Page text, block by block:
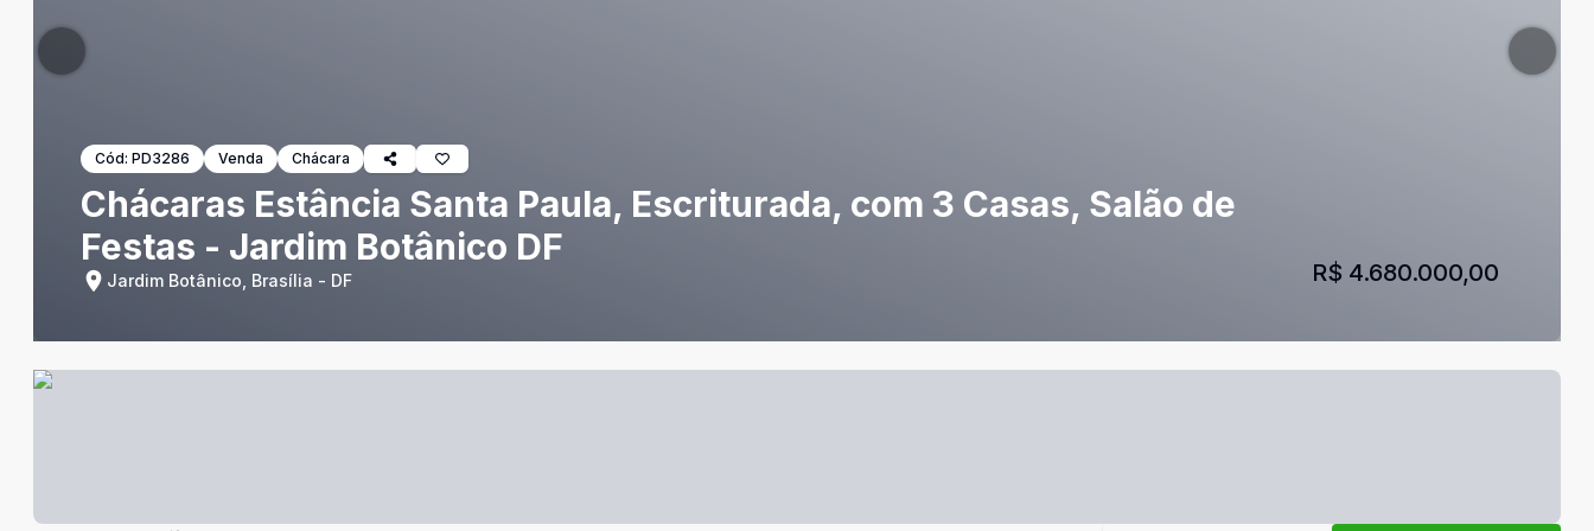
Cód: PD3286 Venda Chácara
Chácaras Estância Santa Paula, Escriturada, com 3 Casas, Salão de
Festas - Jardim Botânico DF
Jardim Botânico, Brasília - DF R$ 4.680.000,00